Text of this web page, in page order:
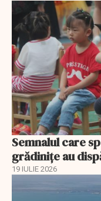
Semnalul care
grădinițe au
19 IULIE 2026